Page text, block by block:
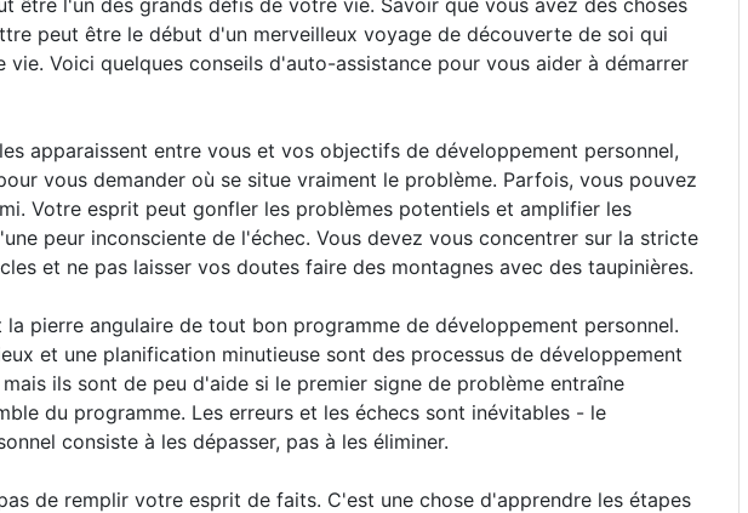
être l'un des grands défis de votre vie. Savoir que vous avez des choses
peut être le début d'un merveilleux voyage de découverte de soi qui
vie. Voici quelques conseils d'auto-assistance pour vous aider à démarrer
apparaissent entre vous et vos objectifs de développement personnel,
vous demander où se situe vraiment le problème. Parfois, vous pouvez
Votre esprit peut gonfler les problèmes potentiels et amplifier les
peur inconsciente de l'échec. Vous devez vous concentrer sur la stricte
et ne pas laisser vos doutes faire des montagnes avec des taupinières.
la pierre angulaire de tout bon programme de développement personnel.
et une planification minutieuse sont des processus de développement
ils sont de peu d'aide si le premier signe de problème entraîne
du programme. Les erreurs et les échecs sont inévitables - le
consiste à les dépasser, pas à les éliminer.
de remplir votre esprit de faits. C'est une chose d'apprendre les étapes